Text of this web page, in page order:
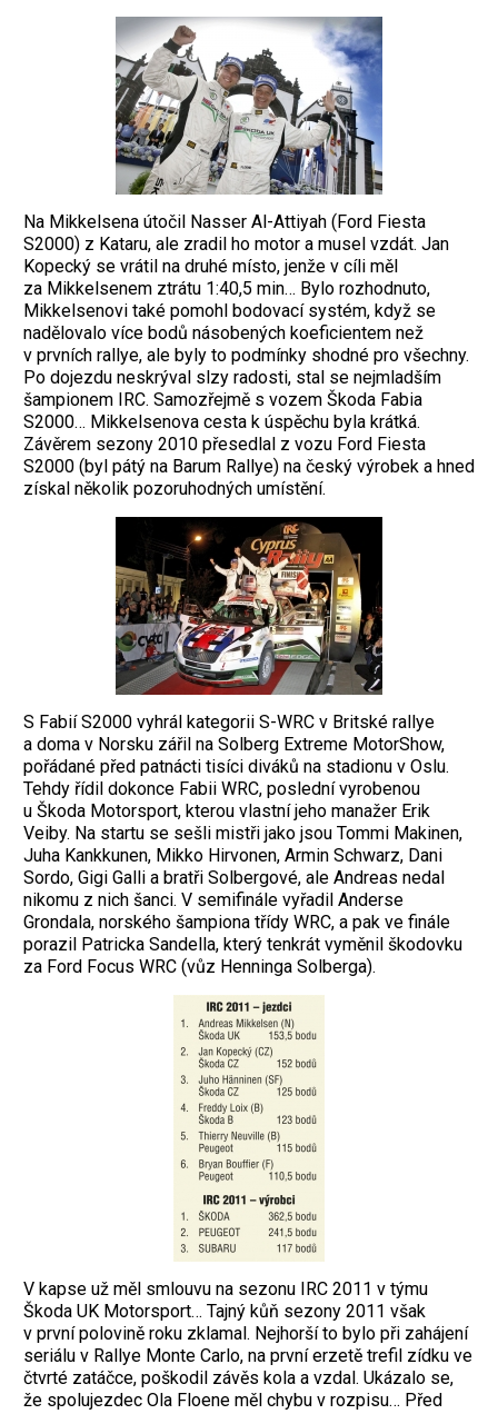
Na Mikkelsena útočil Nasser Al-Attiyah (Ford Fiesta
S2000) z Kataru, ale zradil ho motor a musel vzdát. Jan
Kopecký se vrátil na druhé místo, jenže v cíli měl
za Mikkelsenem ztrátu 1:40,5 min… Bylo rozhodnuto,
Mikkelsenovi také pomohl bodovací systém, když se
nadělovalo více bodů násobených koeficientem než
v prvních rallye, ale byly to podmínky shodné pro všechny.
Po dojezdu neskrýval slzy radosti, stal se nejmladším
šampionem IRC. Samozřejmě s vozem Škoda Fabia
S2000… Mikkelsenova cesta k úspěchu byla krátká.
Závěrem sezony 2010 přesedlal z vozu Ford Fiesta
S2000 (byl pátý na Barum Rallye) na český výrobek a hned
získal několik ­pozoruhodných umístění.
S Fabií S2000 vyhrál kategorii S-WRC v Britské rallye
a doma v Norsku zářil na Solberg Extreme MotorShow,
pořádané před patnácti tisíci diváků na stadionu v Oslu.
Tehdy řídil dokonce ­Fabii WRC, poslední vyrobenou
u Škoda Motorsport, kterou vlastní jeho manažer Erik
Veiby. Na startu se sešli mistři jako jsou Tommi Makinen,
Juha Kankkunen, Mikko Hirvonen, Armin Schwarz, Dani
Sordo, Gigi Galli a bratři Solbergové, ale Andreas nedal
nikomu z nich šanci. V semifinále vyřadil ­Anderse
Grondala, norského šampiona třídy WRC, a pak ve finále
porazil Patricka Sandella, který tenkrát vyměnil škodovku
za Ford Focus WRC (vůz Henninga Solberga).
V kapse už měl smlouvu na sezonu IRC 2011 v týmu
Škoda UK Motorsport… Tajný kůň sezony 2011 však
v první polovině roku zklamal. Nejhorší to bylo při zahájení
seriálu v Rallye Monte Carlo, na první erzetě trefil zídku ve
čtvrté zatáčce, poškodil závěs kola a vzdal. Ukázalo se,
že spolujezdec Ola Floene měl chybu v rozpisu… Před